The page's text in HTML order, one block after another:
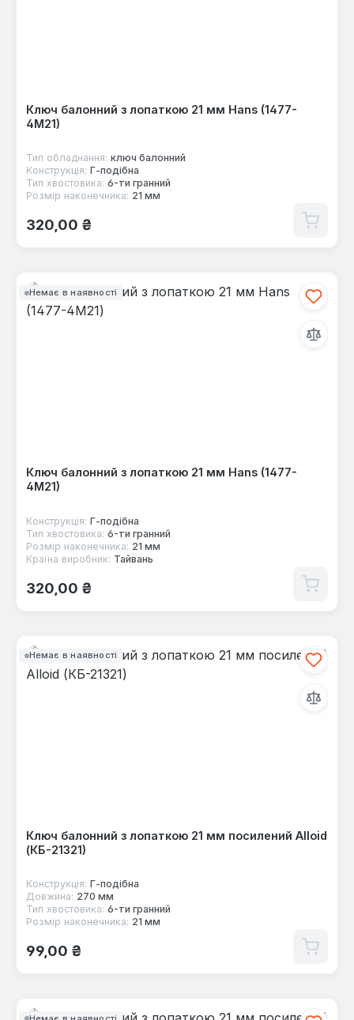
Ключ балонний з лопаткою 21 мм Hans (1477-
4M21)
Тип обладнання: ключ балонний
Конструкція: Г-пoдібна
Тип хвостовика: 6-ти гранний
Розмір наконечника: 21 мм
Звичайна ціна:
320,00 ₴
Немає в наявності
Ключ балонний з лопаткою 21 мм Hans (1477-
4М21)
Конструкція: Г-пoдібна
Тип хвостовика: 6-ти гранний
Розмір наконечника: 21 мм
Країна виробник: Тайвань
Звичайна ціна:
320,00 ₴
Немає в наявності
Ключ балонний з лопаткою 21 мм посилений Alloid
(КБ-21321)
Конструкція: Г-пoдібна
Довжина: 270 мм
Тип хвостовика: 6-ти гранний
Розмір наконечника: 21 мм
Звичайна ціна:
99,00 ₴